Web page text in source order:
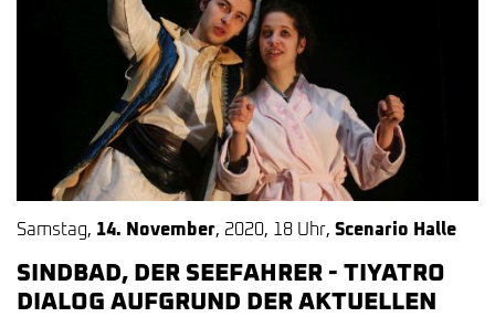
Samstag, 14. November, 2020, 18 Uhr, Scenario Halle
SINDBAD, DER SEEFAHRER - TIYATRO
DIALOG AUFGRUND DER AKTUELLEN